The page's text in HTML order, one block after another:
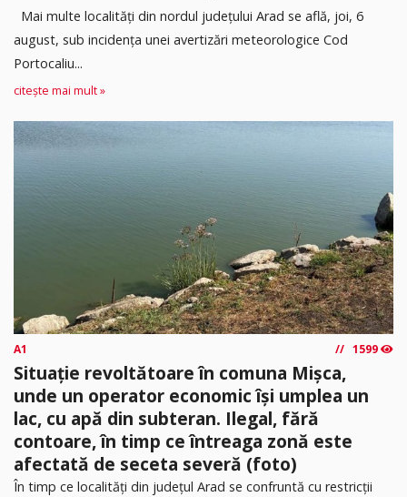
Mai multe localități din nordul județului Arad se află, joi, 6
august, sub incidența unei avertizări meteorologice Cod
Portocaliu...
citește mai mult »
A1 1599
Situație revoltătoare în comuna Mișca,
unde un operator economic își umplea un
lac, cu apă din subteran. Ilegal, fără
contoare, în timp ce întreaga zonă este
afectată de seceta severă (foto)
În timp ce localități din județul Arad se confruntă cu restricții